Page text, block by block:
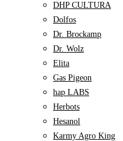
DHP CULTURA
Dolfos
Dr. Brockamp
Dr. Wolz
Elita
Gas Pigeon
hap LABS
Herbots
Hesanol
Karmy Agro King